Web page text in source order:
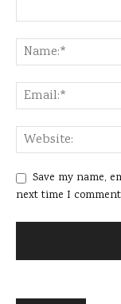
Save my name,
next time I